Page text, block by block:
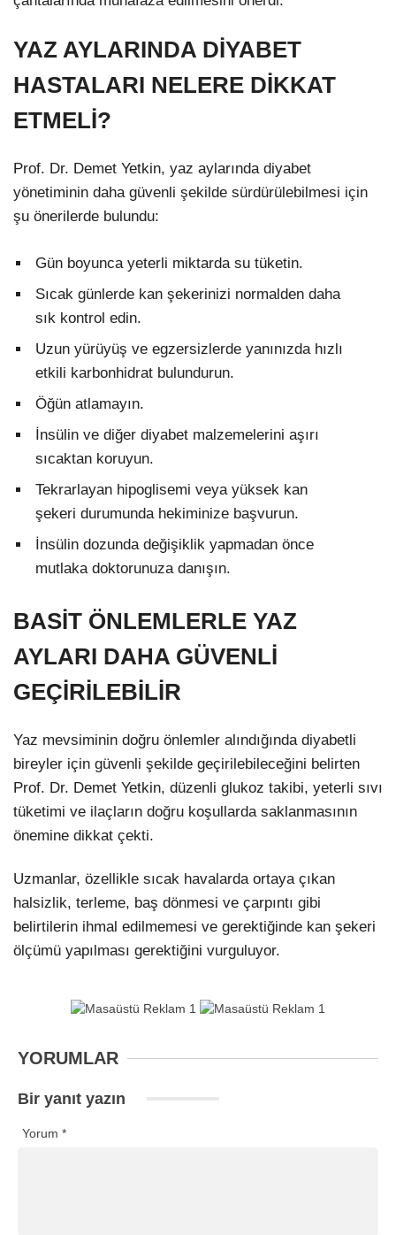
YAZ AYLARINDA DİYABET
HASTALARI NELERE DİKKAT
ETMELİ?
Prof. Dr. Demet Yetkin, yaz aylarında diyabet
yönetiminin daha güvenli şekilde sürdürülebilmesi için
şu önerilerde bulundu:
Gün boyunca yeterli miktarda su tüketin.
Sıcak günlerde kan şekerinizi normalden daha
sık kontrol edin.
Uzun yürüyüş ve egzersizlerde yanınızda hızlı
etkili karbonhidrat bulundurun.
Öğün atlamayın.
İnsülin ve diğer diyabet malzemelerini aşırı
sıcaktan koruyun.
Tekrarlayan hipoglisemi veya yüksek kan
şekeri durumunda hekiminize başvurun.
İnsülin dozunda değişiklik yapmadan önce
mutlaka doktorunuza danışın.
BASİT ÖNLEMLERLE YAZ
AYLARI DAHA GÜVENLİ
GEÇİRİLEBİLİR
Yaz mevsiminin doğru önlemler alındığında diyabetli
bireyler için güvenli şekilde geçirilebileceğini belirten
Prof. Dr. Demet Yetkin, düzenli glukoz takibi, yeterli sıvı
tüketimi ve ilaçların doğru koşullarda saklanmasının
önemine dikkat çekti.
Uzmanlar, özellikle sıcak havalarda ortaya çıkan
halsizlik, terleme, baş dönmesi ve çarpıntı gibi
belirtilerin ihmal edilmemesi ve gerektiğinde kan şekeri
ölçümü yapılması gerektiğini vurguluyor.
YORUMLAR
Bir yanıt yazın
Yorum *